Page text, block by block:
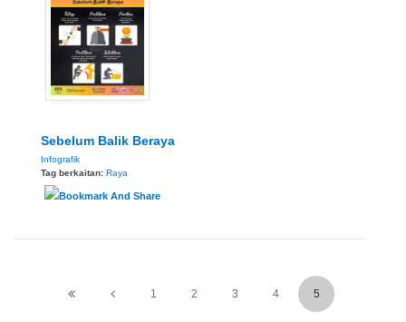
Sebelum Balik Beraya
Infografik
Tag berkaitan: Raya
1 2 3 4 5